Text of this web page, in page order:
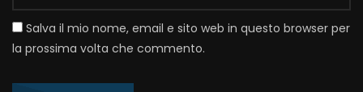
Salva il mio nome, email e sito web in questo browser per
la prossima volta che commento.